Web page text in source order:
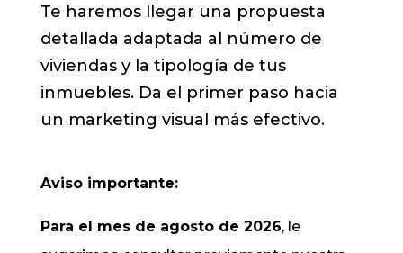
Te haremos llegar una propuesta
detallada adaptada al número de
viviendas y la tipología de tus
inmuebles. Da el primer paso hacia
un marketing visual más efectivo.
Aviso importante:
Para el mes de agosto de 2026, le